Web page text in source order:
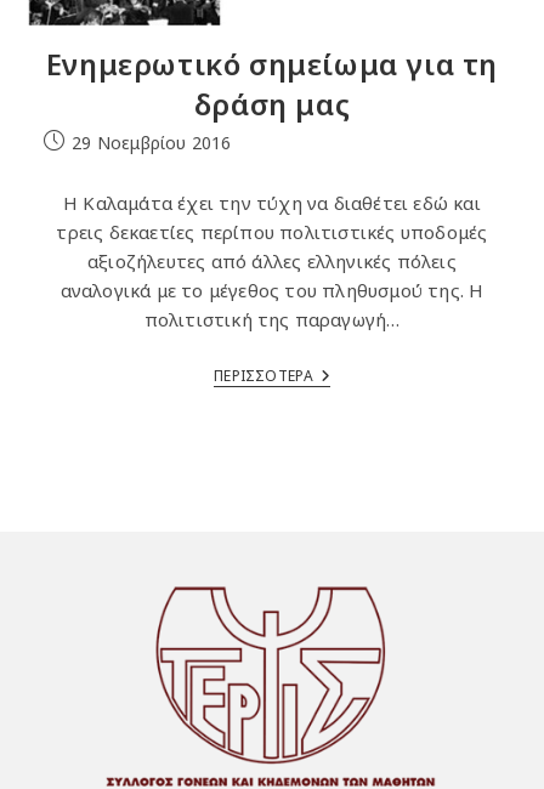
Ενημερωτικό σημείωμα για τη
δράση μας
Post29 Νοεμβρίου 2016
Η Καλαμάτα έχει την τύχη να διαθέτει εδώ και
τρεις δεκαετίες περίπου πολιτιστικές υποδομές
αξιοζήλευτες από άλλες ελληνικές πόλεις
αναλογικά με το μέγεθος του πληθυσμού της. Η
πολιτιστική της παραγωγή…
ΠΕΡΙΣΣΟΤΕΡΑΕνημερωτικό
Σημείωμα